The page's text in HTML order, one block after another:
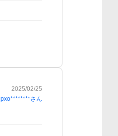
2025/02/25
pxo********さん